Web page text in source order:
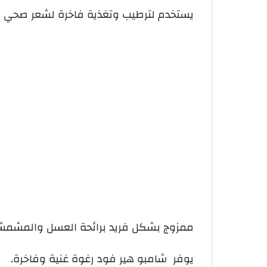
يستخدم لترطيب وتغذية فاخرة لشعر صحي
ممزوج بشكل فريد برائحة العسل
يوفر شامبو هير فود رغوة غنية وفاخرة.